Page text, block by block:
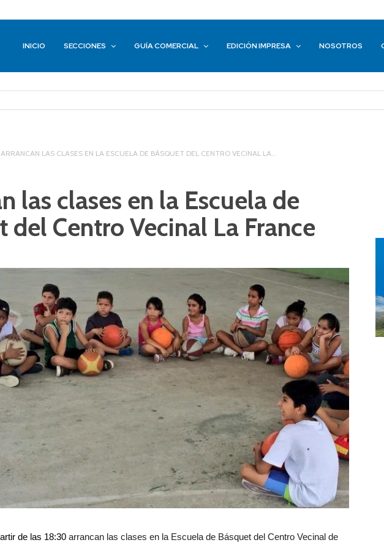
INICIO SECCIONES GUÍA COMERCIAL EDICIÓN IMPRESA NOSOTROS
ARRANCAN LAS CLASES EN LA ESCUELA DE BÁSQUET DEL CENTRO VECINAL LA...
las clases en la Escuela de
del Centro Vecinal La France
de las 18:30 arrancan las clases en la Escuela de Básquet del Centro Vecinal de